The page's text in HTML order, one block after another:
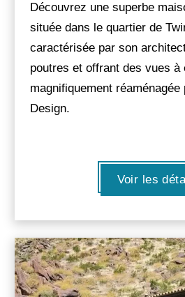
Découvrez une superbe
située dans le quartier de
caractérisée par son
poutres et offrant des vues à
magnifiquement
Design.
Voir les